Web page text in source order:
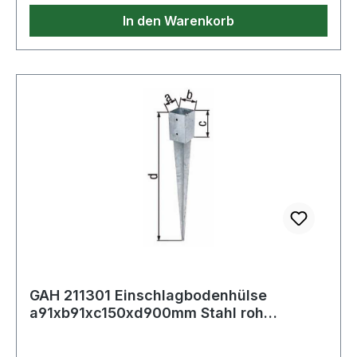
In den Warenkorb
GAH 211301 Einschlagbodenhülse
a91xb91xc150xd900mm Stahl roh